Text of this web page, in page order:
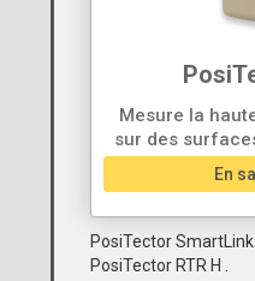
Mesure la
sur des
En
PosiTector
PosiTector RTR H .